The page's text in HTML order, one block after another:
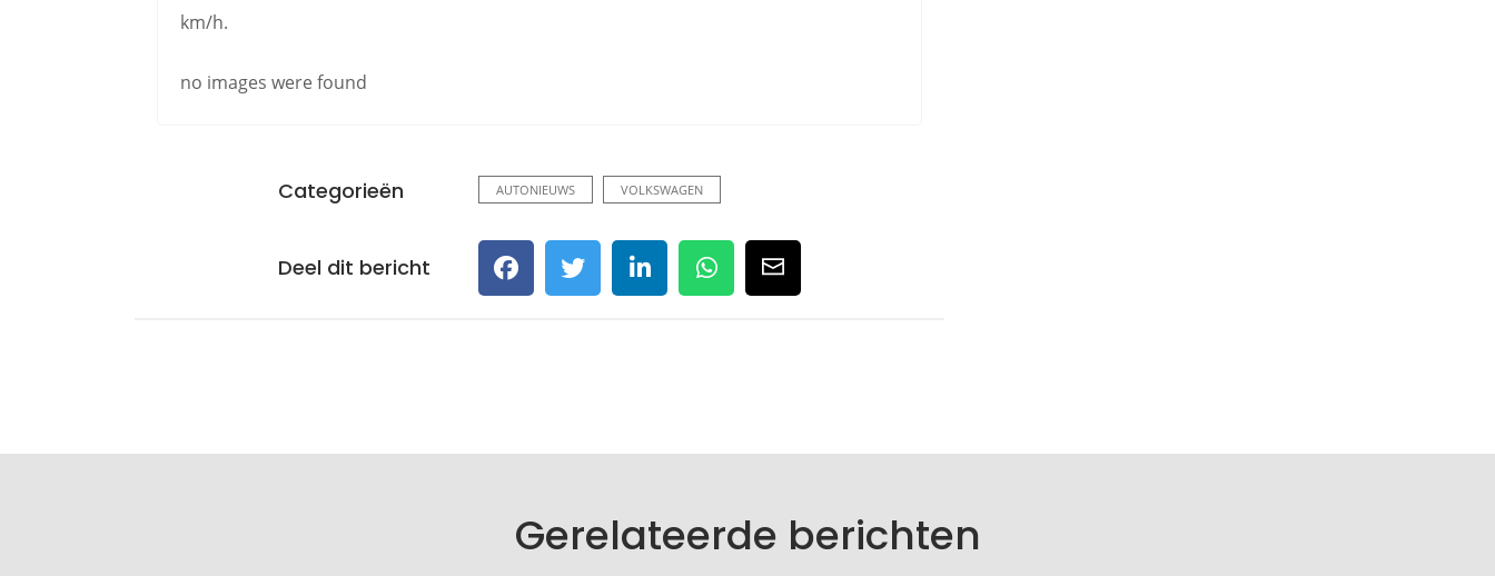
km/h.
no images were found
Categorieën AUTONIEUWS VOLKSWAGEN
Deel dit bericht
Gerelateerde berichten